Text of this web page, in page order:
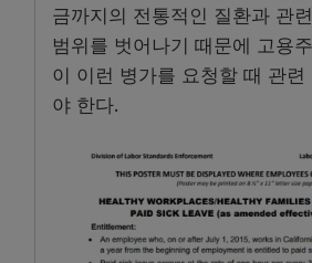
금까지의 전통적인 질환과 관
범위를 벗어나기 때문에 고용
이 이런 병가를 요청할 때 관련
야 한다.